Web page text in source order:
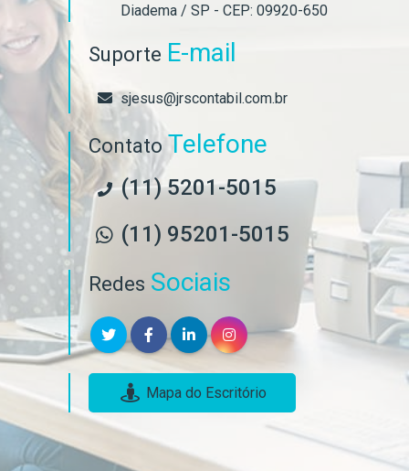
Diadema / SP - CEP: 09920-650
Suporte E-mail
sjesus@jrscontabil.com.br
Contato Telefone
(11) 5201-5015
(11) 95201-5015
Redes Sociais
Mapa do Escritório